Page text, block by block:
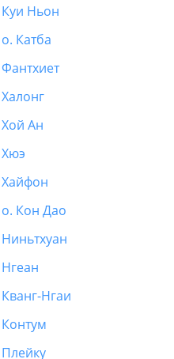
Куи Ньон
о. Катба
Фантхиет
Халонг
Хой Ан
Хюэ
Хайфон
о. Кон Дао
Ниньтхуан
Нгеан
Кванг-Нгаи
Контум
Плейку